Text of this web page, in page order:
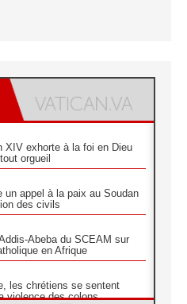
XIV exhorte à la foi en Dieu
orgueil
un appel à la paix au Soudan
des civils
Abeba du SCEAM sur
en Afrique
les chrétiens se sentent
violence des colons